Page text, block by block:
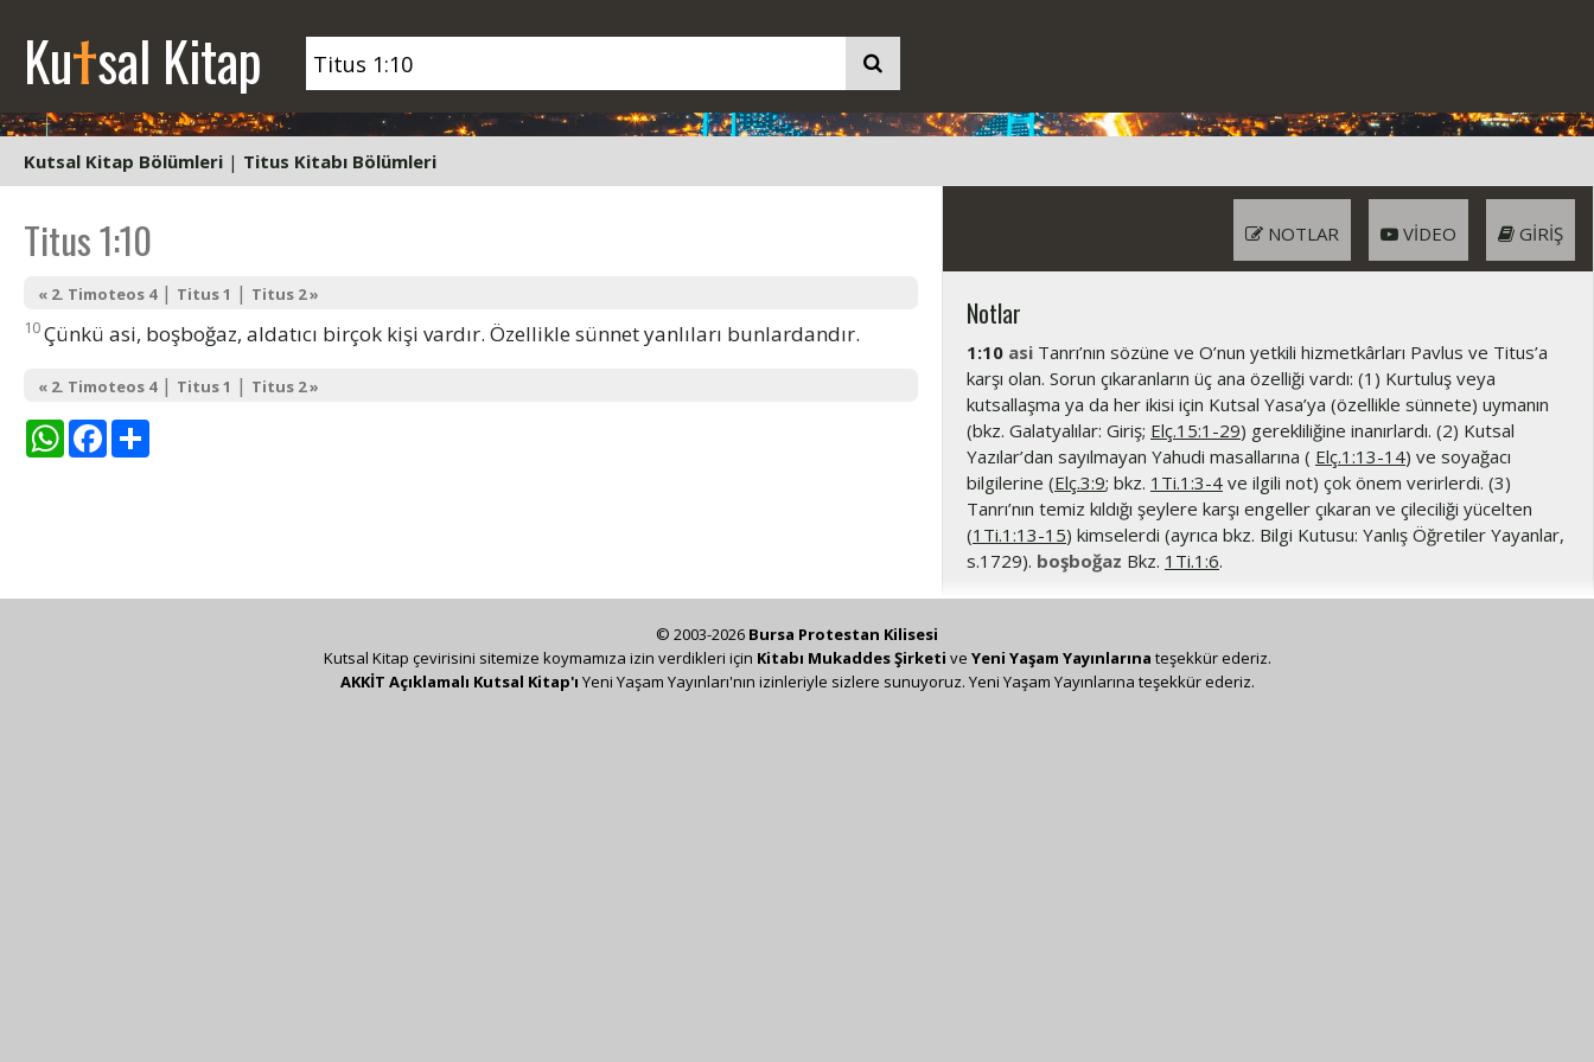
Kutsal Kitap
Kutsal Kitap Bölümleri | Titus Kitabı Bölümleri
Titus 1:10
« 2. Timoteos 4| Titus 1 | Titus 2 »
10Çünkü asi, boşboğaz, aldatıcı birçok kişi vardır. Özellikle sünnet yanlıları bunlardandır.
« 2. Timoteos 4| Titus 1 | Titus 2 »
WhatsAppFacebook
GIRIŞ
VIDEO
NOTLAR
Notlar
1:10 asi Tanrı’nın sözüne ve O’nun yetkili hizmetkârları Pavlus ve Titus’a
karşı olan. Sorun çıkaranların üç ana özelliği vardı: (1) Kurtuluş veya
kutsallaşma ya da her ikisi için Kutsal Yasa’ya (özellikle sünnete) uymanın
(bkz. Galatyalılar: Giriş; Elç.15:1-29) gerekliliğine inanırlardı. (2) Kutsal
Yazılar’dan sayılmayan Yahudi masallarına ( Elç.1:13-14) ve soyağacı
bilgilerine (Elç.3:9; bkz. 1Ti.1:3-4 ve ilgili not) çok önem verirlerdi. (3)
Tanrı’nın temiz kıldığı şeylere karşı engeller çıkaran ve çileciliği yücelten
(1Ti.1:13-15) kimselerdi (ayrıca bkz. Bilgi Kutusu: Yanlış Öğretiler Yayanlar,
s.1729). boşboğaz Bkz. 1Ti.1:6.
© 2003-2026 Bursa Protestan Kilisesi
Kutsal Kitap çevirisini sitemize koymamıza izin verdikleri için Kitabı Mukaddes Şirketi ve Yeni Yaşam Yayınlarına teşekkür ederiz.
AKKİT Açıklamalı Kutsal Kitap'ı Yeni Yaşam Yayınları'nın izinleriyle sizlere sunuyoruz. Yeni Yaşam Yayınlarına teşekkür ederiz.